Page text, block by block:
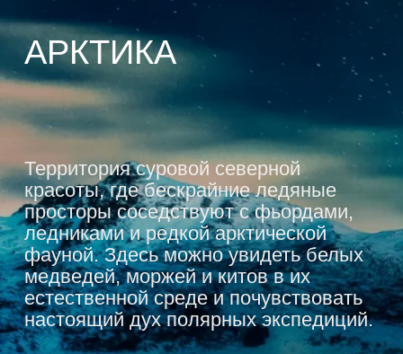
Территория суровой северной
красоты, где бескрайние ледяные
просторы соседствуют с фьордами,
ледниками и редкой арктической
фауной. Здесь можно увидеть белых
медведей, моржей и китов в их
естественной среде и почувствовать
настоящий дух полярных экспедиций.
Получить предложение